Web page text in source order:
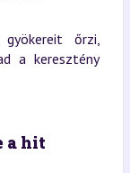
őrzi,
a keresztény
a hit